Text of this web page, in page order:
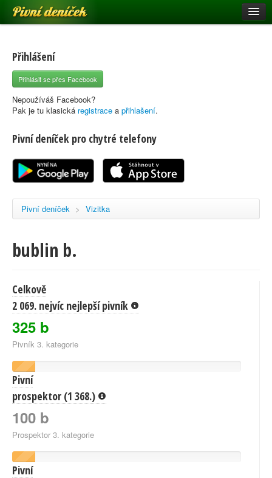
Pivní deníček
Pivní mapa
Pivní značky
Nápověda
Registrace
Přihlášení
Přihlásit se přes Facebook
Nepoužíváš Facebook?
Pak je tu klasická registrace a přihlašení.
Pivní deníček pro chytré telefony
Pivní deníček > Vizitka
bublin b.
Celkově
2 069. nejvíc nejlepší pivník
325 b
Pivník 3. kategorie
Pivní
prospektor (1 368.)
100 b
Prospektor 3. kategorie
Pivní